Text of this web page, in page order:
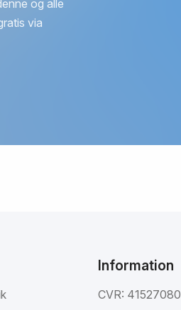
og alle
via
Information
CVR: 41527080